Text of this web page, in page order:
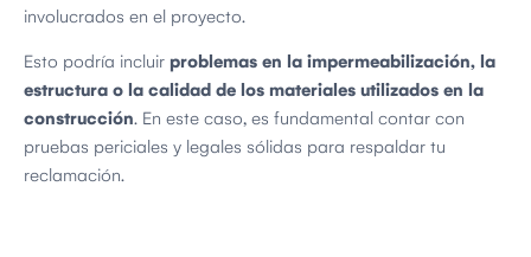
involucrados en el proyecto.
Esto podría incluir problemas en la impermeabilización, la
estructura o la calidad de los materiales utilizados en la
construcción. En este caso, es fundamental contar con
pruebas periciales y legales sólidas para respaldar tu
reclamación.